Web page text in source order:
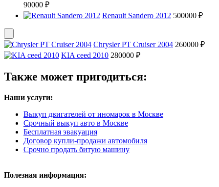
90000 ₽
Renault Sandero 2012 500000 ₽
Chrysler PT Cruiser 2004 260000 ₽
KIA ceed 2010 280000 ₽
Также может пригодиться:
Наши услуги:
Выкуп двигателей от иномарок в Москве
Срочный выкуп авто в Москве
Бесплатная эвакуация
Договор купли-продажи автомобиля
Срочно продать битую машину
Полезная информация: